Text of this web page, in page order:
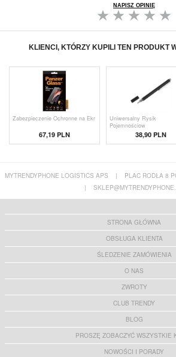
NAPISZ OPINIĘ
KLIENCI, KTÓRZY KUPILI TEN PRODUKT
Zabezpieczenie Ochronne na Ekr
67,19 PLN
Uniwersalny Rysik
Pojemnościow
38,90 PLN
MYTRENDYPHONE LOGISTICS APS | PLAC RODŁA 8
|
STRONA GŁÓWNA
OBSŁUGA KLIENTA
ŚLEDZENIE ZAMÓWIENIA
O NAS
ZWROTY
CLUB TRENDY
BLOG
PROSZĘ ZOBACZYĆ WSZYSTKIE
NOWOŚCI I PORADY